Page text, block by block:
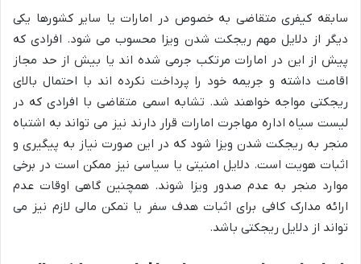
سابقه کیفری متقاضی به خصوص در امارات یا سایر کشورها یکی
دیگر از دلایل مهم ریجکت شدن ویزا محسوب می شود. افرادی که
پیش از این در امارات مرتکب جرمی شده اند یا بیش از حد مجاز
اقامت داشته و جریمه خود را پرداخت نکرده اند با احتمال بالای
ریجکتی مواجه خواهند شد. تشابه اسمی متقاضی با افرادی که در
لیست سیاه اداره مهاجرت امارات قرار دارند نیز می تواند به اشتباه
منجر به ریجکت شدن ویزا شود که در این صورت نیاز به پیگیری و
اثبات هویت است. دلایل امنیتی یا سیاسی نیز ممکن است در برخی
موارد منجر به عدم صدور ویزا شوند. همچنین گاهی اوقات عدم
ارائه مدارک کافی برای اثبات هدف سفر یا تمکن مالی لازم نیز می
تواند از دلایل ریجکتی باشد.